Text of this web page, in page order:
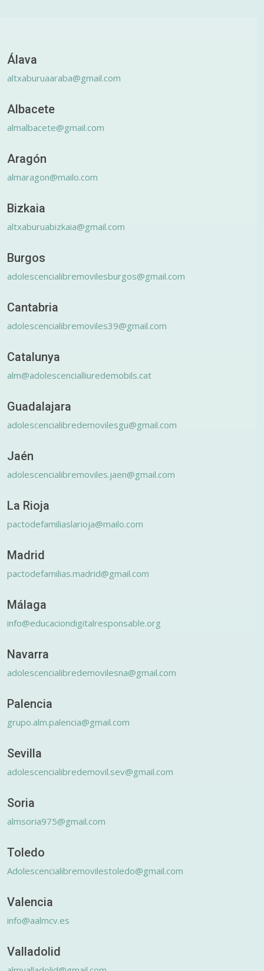
Álava
altxaburuaaraba@gmail.com
Albacete
almalbacete@gmail.com
Aragón
almaragon@mailo.com
Bizkaia
altxaburuabizkaia@gmail.com
Burgos
adolescencialibremovilesburgos@gmail.com
Cantabria
adolescencialibremoviles39@gmail.com
Catalunya
alm@adolescencialliuredemobils.cat
Guadalajara
adolescencialibredemovilesgu@gmail.com
Jaén
adolescencialibremoviles.jaen@gmail.com
La Rioja
pactodefamiliaslarioja@mailo.com
Madrid
pactodefamilias.madrid@gmail.com
Málaga
info@educaciondigitalresponsable.org
Navarra
adolescencialibredemovilesna@gmail.com
Palencia
grupo.alm.palencia@gmail.com
Sevilla
adolescencialibredemovil.sev@gmail.com
Soria
almsoria975@gmail.com
Toledo
Adolescencialibremovilestoledo@gmail.com
Valencia
info@aalmcv.es
Valladolid